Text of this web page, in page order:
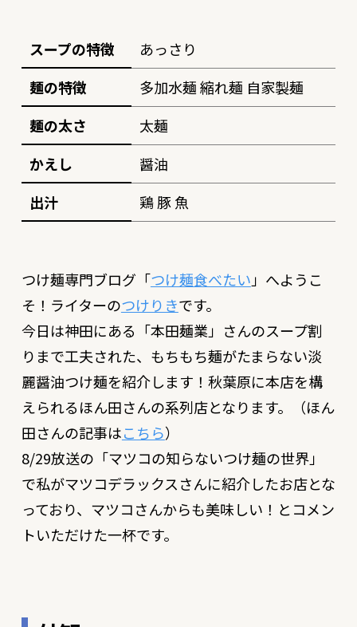
スープの特徴
あっさり
麺の特徴
多加水麺 縮れ麺 自家製麺
麺の太さ
太麺
かえし
醤油
出汁
鶏 豚 魚
つけ麺専門ブログ「つけ麺食べたい 」へようこ
そ！ライターのつけりきです。
今日は神田にある「本田麺業 」さんのスープ割
りまで工夫された、もちもち麺がたまらない淡
麗醤油つけ麺を紹介します！秋葉原に本店を構
えられるほん田さんの系列店となります。（ほん
田さんの記事はこちら）
8/29放送の「マツコの知らないつけ麺の世界」
で私がマツコデラックスさんに紹介したお店とな
っており、マツコさんからも美味しい！とコメン
トいただけた一杯です。